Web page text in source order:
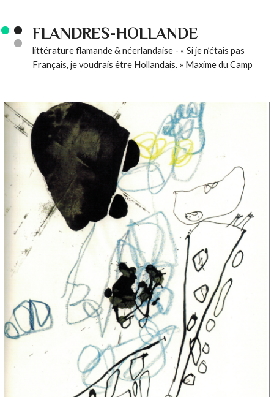
FLANDRES-HOLLANDE
littérature flamande & néerlandaise - « Si je n’étais pas
Français, je voudrais être Hollandais. » Maxime du Camp